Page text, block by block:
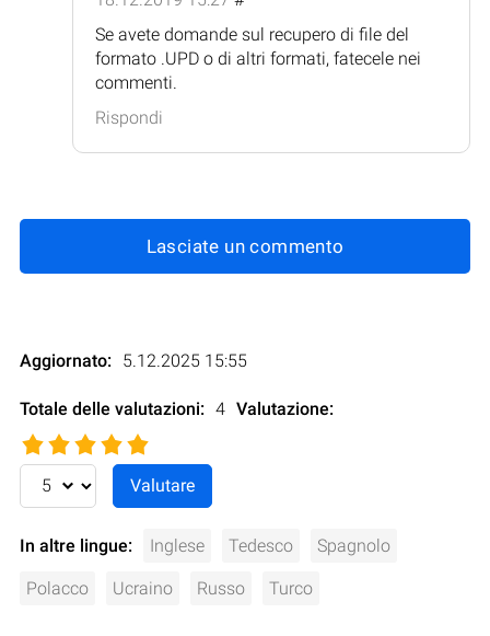
Se avete domande sul recupero di file del
formato .UPD o di altri formati, fatecele nei
commenti.
Rispondi
Lasciate un commento
Aggiornato: 5.12.2025 15:55
Totale delle valutazioni: 4 Valutazione:
In altre lingue: Inglese Tedesco Spagnolo
Polacco Ucraino Russo Turco